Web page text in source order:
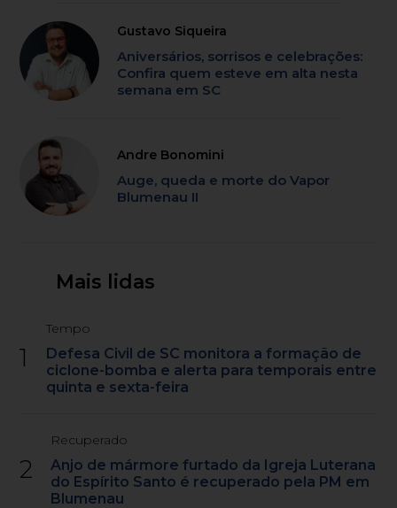
Gustavo Siqueira
Aniversários, sorrisos e celebrações:
Confira quem esteve em alta nesta
semana em SC
Andre Bonomini
Auge, queda e morte do Vapor
Blumenau II
Mais lidas
1
Tempo
Defesa Civil de SC monitora a formação de
ciclone-bomba e alerta para temporais entre
quinta e sexta-feira
2
Recuperado
Anjo de mármore furtado da Igreja Luterana
do Espírito Santo é recuperado pela PM em
Blumenau